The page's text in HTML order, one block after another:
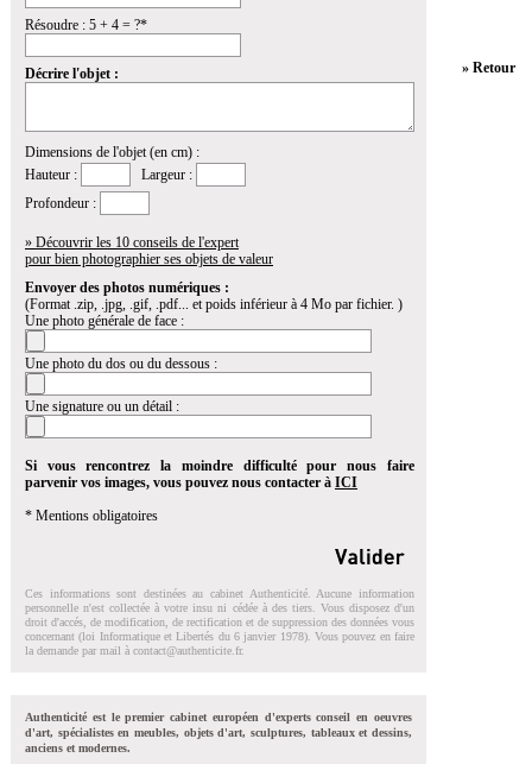
Résoudre : 5 + 4 = ?*
Décrire l'objet :
Dimensions de l'objet (en cm) :
Hauteur :
Largeur :
Profondeur :
» Découvrir les 10 conseils de l'expert
pour bien photographier ses objets de valeur
Envoyer des photos numériques :
(Format .zip, .jpg, .gif, .pdf... et poids inférieur à 4 Mo par fichier. )
Une photo générale de face :
Une photo du dos ou du dessous :
Une signature ou un détail :
Si vous rencontrez la moindre difficulté pour nous faire
parvenir vos images, vous pouvez nous contacter à ICI
* Mentions obligatoires
Ces informations sont destinées au cabinet Authenticité. Aucune information
personnelle n'est collectée à votre insu ni cédée à des tiers. Vous disposez d'un
droit d'accés, de modification, de rectification et de suppression des données vous
concernant (loi Informatique et Libertés du 6 janvier 1978). Vous pouvez en faire
la demande par mail à contact@authenticite.fr.
Authenticité est le premier cabinet européen d'experts conseil en oeuvres
d'art, spécialistes en meubles, objets d'art, sculptures, tableaux et dessins,
anciens et modernes.
» Retour